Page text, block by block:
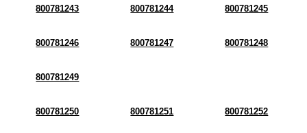
800781243 800781244 800781245
800781246 800781247 800781248
800781249
800781250 800781251 800781252